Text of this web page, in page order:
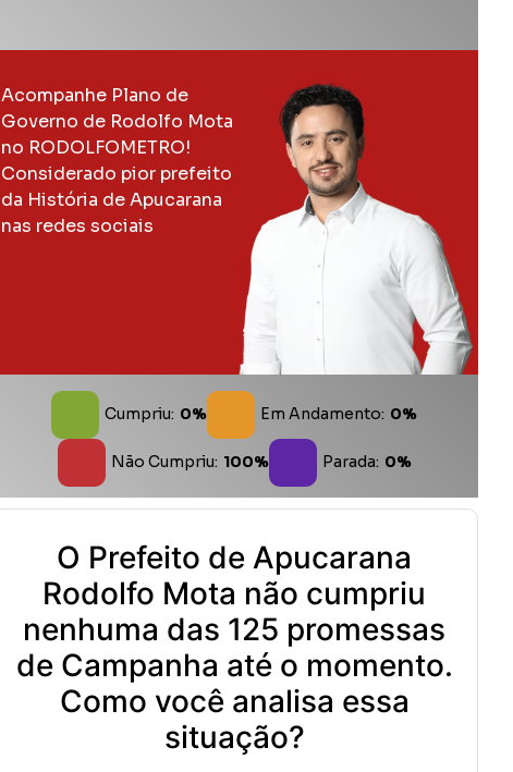
Acompanhe Plano de
Governo de Rodolfo Mota
no RODOLFOMETRO!
Considerado pior prefeito
da História de Apucarana
nas redes sociais
Cumpriu: 0% Em Andamento: 0%
Não Cumpriu: 100% Parada: 0%
O Prefeito de Apucarana
Rodolfo Mota não cumpriu
nenhuma das 125 promessas
de Campanha até o momento.
Como você analisa essa
situação?